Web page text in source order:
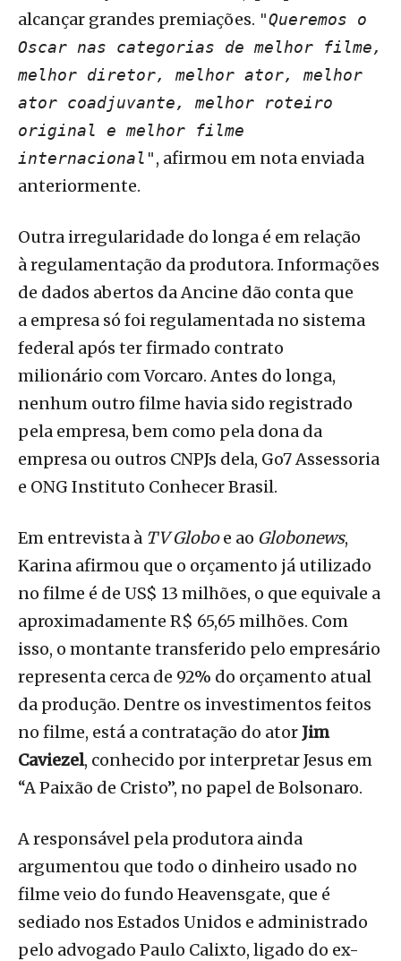
alcançar grandes premiações. "Queremos o
Oscar nas categorias de melhor filme,
melhor diretor, melhor ator, melhor
ator coadjuvante, melhor roteiro
original e melhor filme
internacional", afirmou em nota enviada
anteriormente.
Outra irregularidade do longa é em relação
à regulamentação da produtora. Informações
de dados abertos da Ancine dão conta que
a empresa só foi regulamentada no sistema
federal após ter firmado contrato
milionário com Vorcaro. Antes do longa,
nenhum outro filme havia sido registrado
pela empresa, bem como pela dona da
empresa ou outros CNPJs dela, Go7 Assessoria
e ONG Instituto Conhecer Brasil.
Em entrevista à TV Globoe ao Globonews,
Karina afirmou que o orçamento já utilizado
no filme é de US$ 13 milhões, o que equivale a
aproximadamente R$ 65,65 milhões. Com
isso, o montante transferido pelo empresário
representa cerca de 92% do orçamento atual
da produção. Dentre os investimentos feitos
no filme, está a contratação do ator Jim
Caviezel, conhecido por interpretar Jesus em
“A Paixão de Cristo”, no papel de Bolsonaro.
A responsável pela produtora ainda
argumentou que todo o dinheiro usado no
filme veio do fundo Heavensgate, que é
sediado nos Estados Unidos e administrado
pelo advogado Paulo Calixto, ligado do ex-